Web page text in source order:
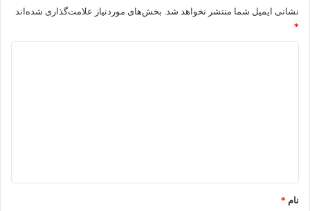
پوسیدگی
دندان
کودکان
نشانی ایمیل شما منتشر نخواهد شد. بخش‌های موردنیاز علامت‌گذاری شده‌اند
*
نام *